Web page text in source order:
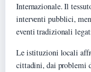
Internazionale. Il
interventi pubblici,
eventi tradizionali
Le istituzioni locali
cittadini, dai problemi